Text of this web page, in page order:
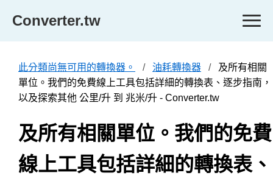
Converter.tw
此分類尚無可用的轉換器。 油耗轉換器
及所有相關
單位。我們的免費線上工具包括詳細的轉換表、逐步指南，
以及探索其他 公里/升 到 兆米/升 - Converter.tw
及所有相關單位。我們的免費
線上工具包括詳細的轉換表、